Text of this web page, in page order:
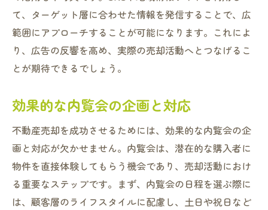
て、ターゲット層に合わせた情報を発信することで、広
範囲にアプローチすることが可能になります。これによ
り、広告の反響を高め、実際の売却活動へとつなげるこ
とが期待できるでしょう。
効果的な内覧会の企画と対応
不動産売却を成功させるためには、効果的な内覧会の企
画と対応が欠かせません。内覧会は、潜在的な購入者に
物件を直接体験してもらう機会であり、売却活動におけ
る重要なステップです。まず、内覧会の日程を選ぶ際に
は、顧客層のライフスタイルに配慮し、土日や祝日など